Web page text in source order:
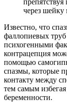
через шейку
Известно, что
фаллопиевых
психогенными
контрацепция
помощью
спазмы, которые
контакту между
тем самым
беременности.